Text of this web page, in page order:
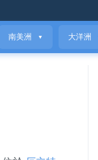
南美洲 ▼ 大洋洲